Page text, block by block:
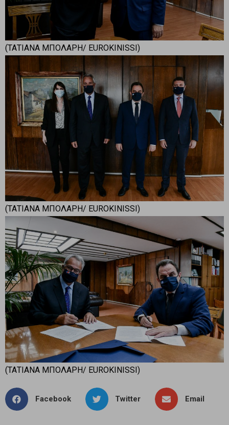
(ΤΑΤΙΑΝΑ ΜΠΟΛΑΡΗ/ EUROKINISSI)
(ΤΑΤΙΑΝΑ ΜΠΟΛΑΡΗ/ EUROKINISSI)
(ΤΑΤΙΑΝΑ ΜΠΟΛΑΡΗ/ EUROKINISSI)
Facebook Twitter Email